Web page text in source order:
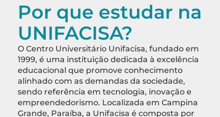
Por que estudar na
UNIFACISA?
O Centro Universitário Unifacisa, fundado em
1999, é uma instituição dedicada à excelência
educacional que promove conhecimento
alinhado com as demandas da sociedade,
sendo referência em tecnologia, inovação e
empreendedorismo. Localizada em Campina
Grande, Paraíba, a Unifacisa é composta por